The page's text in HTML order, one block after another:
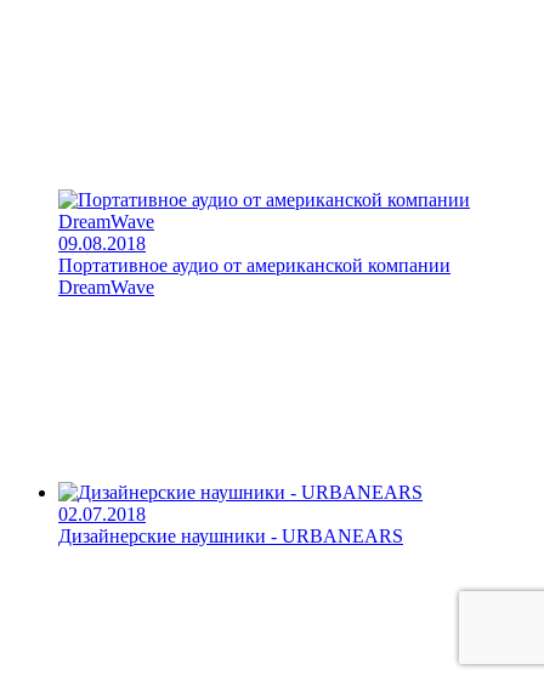
09.08.2018
Портативное аудио от американской компании
DreamWave
02.07.2018
Дизайнерские наушники - URBANEARS